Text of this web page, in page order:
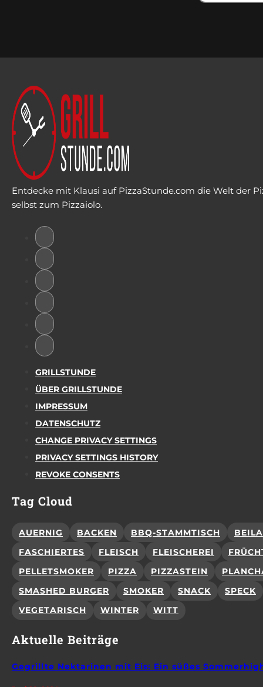
Entdecke mit Klausi auf PizzaStunde.com die Welt der
selbst zum Pizzaiolo.
GRILLSTUNDE
ÜBER GRILLSTUNDE
IMPRESSUM
DATENSCHUTZ
CHANGE PRIVACY SETTINGS
PRIVACY SETTINGS HISTORY
REVOKE CONSENTS
Tag Cloud
AUERNIG BACKEN BBQ-STAMMTISCH
FASCHIERTES
FLEISCH FLEISCHEREI
PELLETSMOKER
PIZZA PIZZASTEIN
SMASHED BURGER
SMOKER SNACK
SPECK
VEGETARISCH
WINTER WITT
Aktuelle Beiträge
Gegrillte Nektarinen mit Eis: Ein süßes